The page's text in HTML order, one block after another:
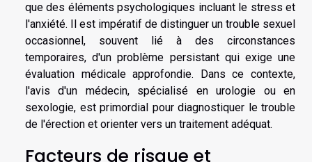
que des éléments psychologiques incluant le stress et
l'anxiété. Il est impératif de distinguer un trouble sexuel
occasionnel, souvent lié à des circonstances
temporaires, d'un problème persistant qui exige une
évaluation médicale approfondie. Dans ce contexte,
l'avis d'un médecin, spécialisé en urologie ou en
sexologie, est primordial pour diagnostiquer le trouble
de l'érection et orienter vers un traitement adéquat.
Facteurs de risque et